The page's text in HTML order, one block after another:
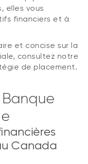
elles vous
financiers et à
et concise sur la
consultez notre
de placement.
Canada